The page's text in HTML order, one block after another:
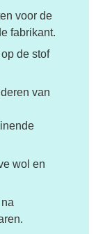
voor de
fabrikant.
de stof
van
wol en